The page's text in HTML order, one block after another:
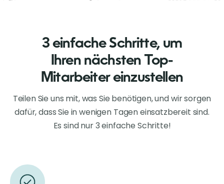
3 einfache Schritte, um
Ihren nächsten Top-
Mitarbeiter einzustellen
Teilen Sie uns mit, was Sie benötigen, und wir sorgen
dafür, dass Sie in wenigen Tagen einsatzbereit sind.
Es sind nur 3 einfache Schritte!